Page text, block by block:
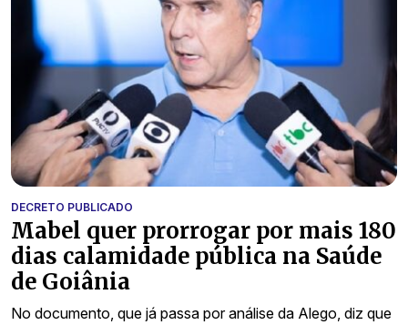
DECRETO PUBLICADO
Mabel quer prorrogar por mais 180
dias calamidade pública na Saúde
de Goiânia
No documento, que já passa por análise da Alego, diz que